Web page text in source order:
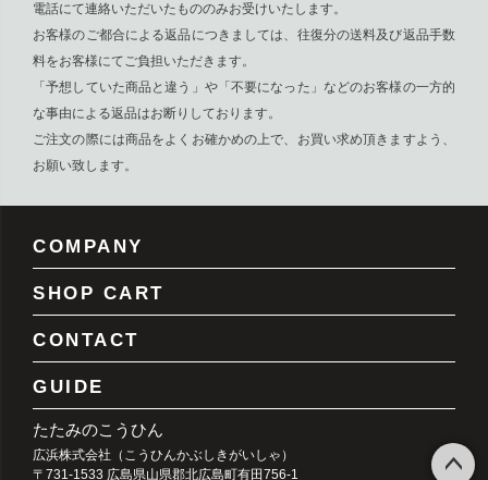
電話にて連絡いただいたもののみお受けいたします。
お客様のご都合による返品につきましては、往復分の送料及び返品手数
料をお客様にてご負担いただきます。
「予想していた商品と違う」や「不要になった」などのお客様の一方的
な事由による返品はお断りしております。
ご注文の際には商品をよくお確かめの上で、お買い求め頂きますよう、
お願い致します。
COMPANY
SHOP CART
CONTACT
GUIDE
たたみのこうひん
広浜株式会社（こうひんかぶしきがいしゃ）
〒731-1533 広島県山県郡北広島町有田756-1